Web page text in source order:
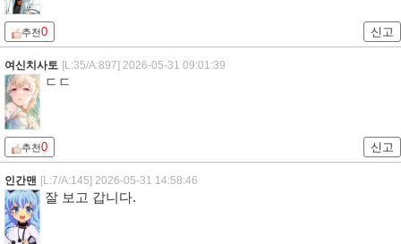
추천0 신고
여신치사토 [L:35/A:897] 2026-05-31 09:01:39
ㄷㄷ
추천0 신고
인간맨 [L:7/A:145] 2026-05-31 14:58:46
잘 보고 갑니다.